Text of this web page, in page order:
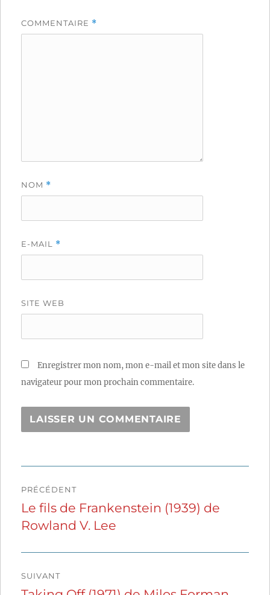
COMMENTAIRE *
NOM *
E-MAIL *
SITE WEB
Enregistrer mon nom, mon e-mail et mon site dans le
navigateur pour mon prochain commentaire.
de
l’article
PRÉCÉDENT
Publication
précédente :
Le fils de Frankenstein (1939) de
Rowland V. Lee
SUIVANT